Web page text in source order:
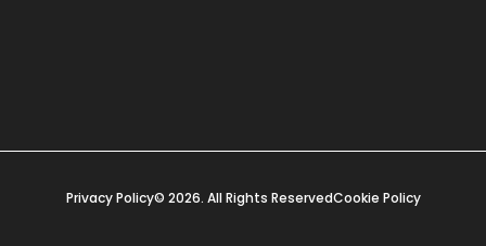
Privacy Policy© 2026. All Rights ReservedCookie Policy